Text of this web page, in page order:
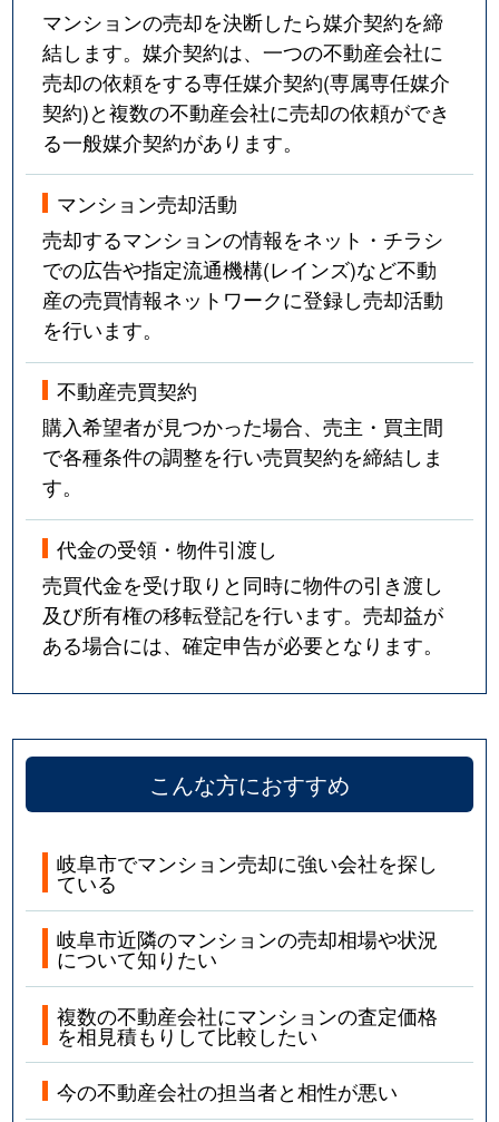
マンションの売却を決断したら媒介契約を締
結します。媒介契約は、一つの不動産会社に
売却の依頼をする専任媒介契約(専属専任媒介
契約)と複数の不動産会社に売却の依頼ができ
る一般媒介契約があります。
マンション売却活動
売却するマンションの情報をネット・チラシ
での広告や指定流通機構(レインズ)など不動
産の売買情報ネットワークに登録し売却活動
を行います。
不動産売買契約
購入希望者が見つかった場合、売主・買主間
で各種条件の調整を行い売買契約を締結しま
す。
代金の受領・物件引渡し
売買代金を受け取りと同時に物件の引き渡し
及び所有権の移転登記を行います。売却益が
ある場合には、確定申告が必要となります。
こんな方におすすめ
岐阜市でマンション売却に強い会社を探し
ている
岐阜市近隣のマンションの売却相場や状況
について知りたい
複数の不動産会社にマンションの査定価格
を相見積もりして比較したい
今の不動産会社の担当者と相性が悪い